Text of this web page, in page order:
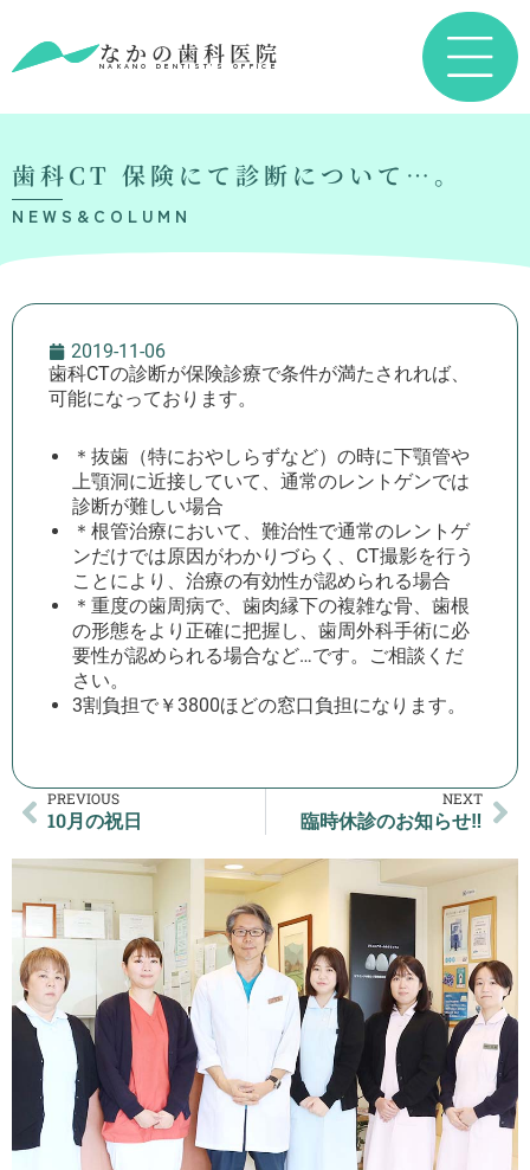
なかの歯科医院
NAKANO DENTIST’S OFFICE
歯科CT 保険にて診断について…。
NEWS&COLUMN
2019-11-06
歯科CTの診断が保険診療で条件が満たされれば、
可能になっております。
＊抜歯（特におやしらずなど）の時に下顎管や
上顎洞に近接していて、通常のレントゲンでは
診断が難しい場合
＊根管治療において、難治性で通常のレントゲ
ンだけでは原因がわかりづらく、CT撮影を行う
ことにより、治療の有効性が認められる場合
＊重度の歯周病で、歯肉縁下の複雑な骨、歯根
の形態をより正確に把握し、歯周外科手術に必
要性が認められる場合など…です。ご相談くだ
さい。
3割負担で￥3800ほどの窓口負担になります。
PREVIOUS
10月の祝日
NEXT
臨時休診のお知らせ‼️